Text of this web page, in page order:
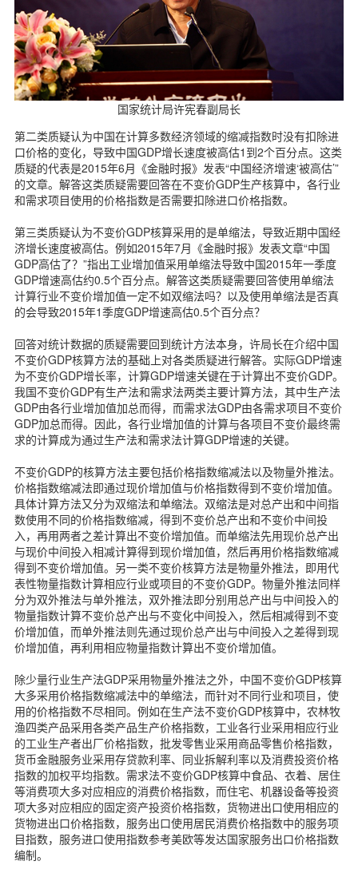
国家统计局许宪春副局长
第二类质疑认为中国在计算多数经济领域的缩减指数时没有扣除进
口价格的变化，导致中国GDP增长速度被高估1到2个百分点。这类
质疑的代表是2015年6月《金融时报》发表“中国经济增速‘被高估’”
的文章。解答这类质疑需要回答在不变价GDP生产核算中，各行业
和需求项目使用的价格指数是否需要扣除进口价格指数。
第三类质疑认为不变价GDP核算采用的是单缩法，导致近期中国经
济增长速度被高估。例如2015年7月《金融时报》发表文章“中国
GDP高估了？”指出工业增加值采用单缩法导致中国2015年一季度
GDP增速高估约0.5个百分点。解答这类质疑需要回答使用单缩法
计算行业不变价增加值一定不如双缩法吗？以及使用单缩法是否真
的会导致2015年1季度GDP增速高估0.5个百分点？
回答对统计数据的质疑需要回到统计方法本身，许局长在介绍中国
不变价GDP核算方法的基础上对各类质疑进行解答。实际GDP增速
为不变价GDP增长率，计算GDP增速关键在于计算出不变价GDP。
我国不变价GDP有生产法和需求法两类主要计算方法，其中生产法
GDP由各行业增加值加总而得，而需求法GDP由各需求项目不变价
GDP加总而得。因此，各行业增加值的计算与各项目不变价最终需
求的计算成为通过生产法和需求法计算GDP增速的关键。
不变价GDP的核算方法主要包括价格指数缩减法以及物量外推法。
价格指数缩减法即通过现价增加值与价格指数得到不变价增加值。
具体计算方法又分为双缩法和单缩法。双缩法是对总产出和中间指
数使用不同的价格指数缩减，得到不变价总产出和不变价中间投
入，再用两者之差计算出不变价增加值。而单缩法先用现价总产出
与现价中间投入相减计算得到现价增加值，然后再用价格指数缩减
得到不变价增加值。另一类不变价核算方法是物量外推法，即用代
表性物量指数计算相应行业或项目的不变价GDP。物量外推法同样
分为双外推法与单外推法，双外推法即分别用总产出与中间投入的
物量指数计算不变价总产出与不变化中间投入，然后相减得到不变
价增加值，而单外推法则先通过现价总产出与中间投入之差得到现
价增加值，再利用相应物量指数计算出不变价增加值。
除少量行业生产法GDP采用物量外推法之外，中国不变价GDP核算
大多采用价格指数缩减法中的单缩法，而针对不同行业和项目，使
用的价格指数不尽相同。例如在生产法不变价GDP核算中，农林牧
渔四类产品采用各类产品生产价格指数，工业各行业采用相应行业
的工业生产者出厂价格指数，批发零售业采用商品零售价格指数，
货币金融服务业采用存贷款利率、同业拆解利率以及消费投资价格
指数的加权平均指数。需求法不变价GDP核算中食品、衣着、居住
等消费项大多对应相应的消费价格指数，而住宅、机器设备等投资
项大多对应相应的固定资产投资价格指数，货物进出口使用相应的
货物进出口价格指数，服务出口使用居民消费价格指数中的服务项
目指数，服务进口使用指数参考美欧等发达国家服务出口价格指数
编制。